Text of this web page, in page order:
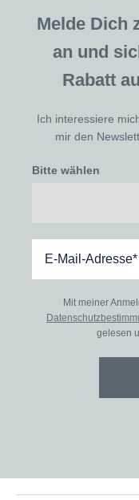
Melde Dich
an und
Rabatt
Ich interessiere
mir den
Bitte wählen
Mit meiner
gelesen